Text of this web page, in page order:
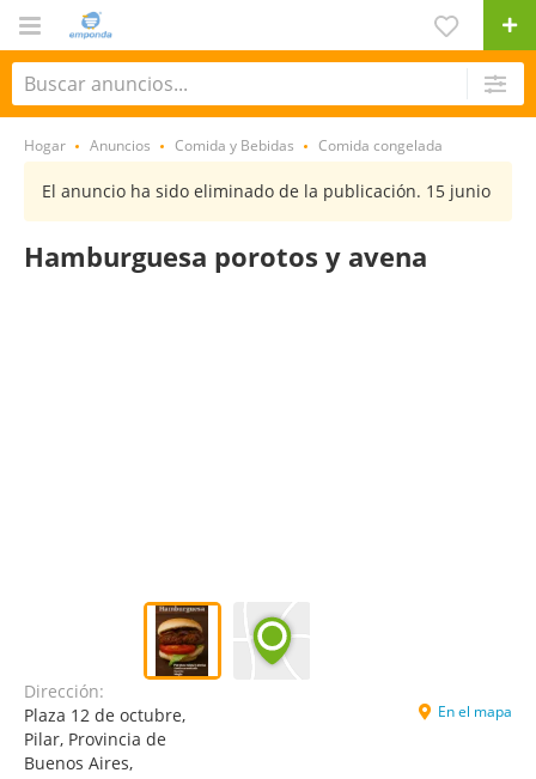
Hogar Anuncios Comida y Bebidas Comida congelada
El anuncio ha sido eliminado de la publicación. 15 junio
Hamburguesa porotos y avena
Dirección:
Plaza 12 de octubre,
Pilar, Provincia de
Buenos Aires,
En el mapa